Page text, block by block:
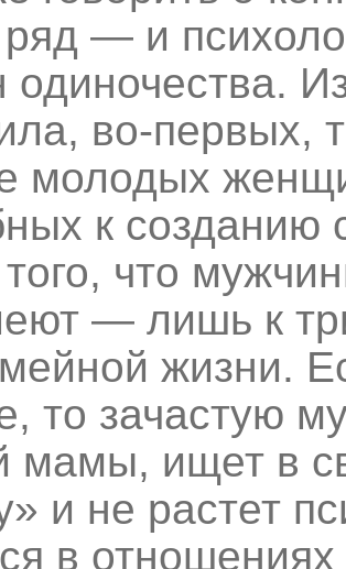
— и
одиночества.
во-первых,
молодых
к
что
— лишь к
жизни.
то зачастую
мамы, ищет в
и не растет
в